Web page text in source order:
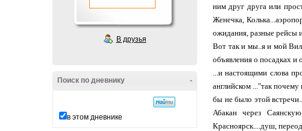
В друзья
-
Поиск по дневнику
в этом дневнике
ним друг друга или
Женечка,
ожидания, разные рейсы
Вот так и мы..я и мой
объявления о посадках и
...и настоящими слова
английском ..."так
бы не было этой
Абакан через
Красноярск....душ,